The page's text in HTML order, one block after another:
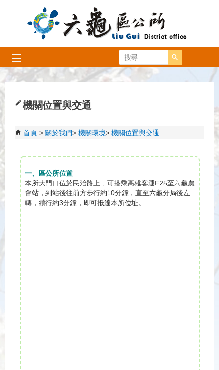
跳到主要內容區塊
搜尋
:::
:::
機關位置與交通
首頁 關於我們 機關環境 機關位置與交通
一、區公所位置
本所大門口位於民治路上，可搭乘高雄客運E25至六龜農
會站，到站後往前方步行約10分鐘，直至六龜分局後左
轉，續行約3分鐘，即可抵達本所位址。